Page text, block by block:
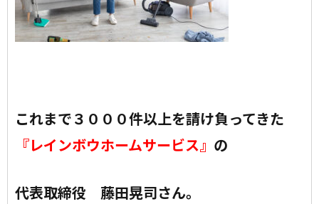
これまで３０００件以上を請け負ってきた
『レインボウホームサービス』 の
代表取締役 藤田晃司さん。